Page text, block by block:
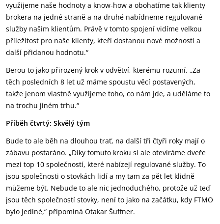
využijeme naše hodnoty a know-how a obohatíme tak klienty
brokera na jedné straně a na druhé nabídneme regulované
služby našim klientům. Právě v tomto spojení vidíme velkou
příležitost pro naše klienty, kteří dostanou nové možnosti a
další přidanou hodnotu.“
Berou to jako přirozený krok v odvětví, kterému rozumí. „Za
těch posledních 8 let už máme spoustu věcí postavených,
takže jenom vlastně využijeme toho, co nám jde, a uděláme to
na trochu jiném trhu.“
Příběh čtvrtý: Skvělý tým
Bude to ale běh na dlouhou trať, na další tři čtyři roky mají o
zábavu postaráno. „Díky tomuto kroku si ale otevíráme dveře
mezi top 10 společností, které nabízejí regulované služby. To
jsou společnosti o stovkách lidí a my tam za pět let klidně
můžeme být. Nebude to ale nic jednoduchého, protože už teď
jsou těch společností stovky, není to jako na začátku, kdy FTMO
bylo jediné,“ připomíná Otakar Šuffner.